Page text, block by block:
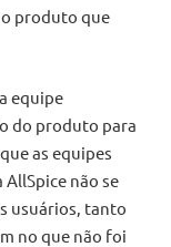
produto que
equipe
do produto para
as equipes
não se
usuários, tanto
no que não foi